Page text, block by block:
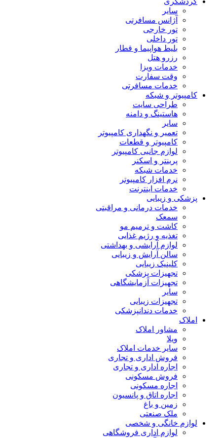
سایر
آژانس مسافرتی
تور خارجی
تور داخلی
بلیط هواپیما و قطار
رزرو هتل
خدمات ویزا
وقت سفارت
خدمات مسافرتی
کامپیوتر و شبکه
طراحی سایت
هاستینگ و دامنه
سایر
تعمیر و نگهداری کامپیوتر
کامپیوتر و قطعات
لوازم جانبی کامپیوتر
پرینتر و اسکنر
خدمات شبکه
نرم افزار کامپیوتر
خدمات اینترنت
پزشکی و زیبایی
خدمات درمانی و مراقبتی
سمعک
کاشت و ترمیم مو
تغذیه و رژیم غذایی
لوازم آرایشی و بهداشتی
سالن آرایش و زیبایی
کلینیک زیبایی
تجهیزات پزشکی
تجهیزات آزمایشگاهی
سایر
تجهیزات زیبایی
خدمات دندانپزشکی
املاک
مشاور املاک
ویلا
سایر خدمات املاک
فروش اداری و تجاری
اجاره اداری و تجاری
فروش مسکونی
اجاره مسکونی
اجاره اتاق و پانسیون
زمین و باغ
ملک صنعتی
لوازم خانگی و شخصی
لوازم اداری فروشگاهی